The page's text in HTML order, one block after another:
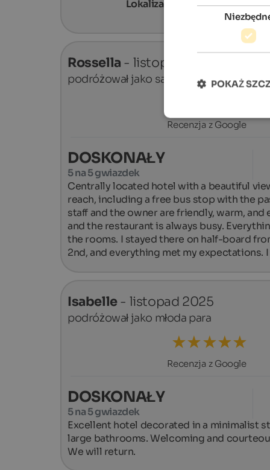
Lokalizacja
4,7
Rossella - listopad 2025
podróżował jako samotny podróżnik
Recenzja z Google
DOSKONAŁY
5 na 5 gwiazdek
Centrally located hotel with a beautiful
reach, including a free bus stop with the
staff and the owner are friendly, warm,
and the restaurant is always busy.
the rooms. I stayed there on half-board
2nd, and everything met my expectations.
Isabelle- listopad 2025
podróżował jako młoda para
Recenzja z Google
DOSKONAŁY
5 na 5 gwiazdek
Excellent hotel decorated in a minimalist
large bathrooms. Welcoming and
We will return.
POKAŻ